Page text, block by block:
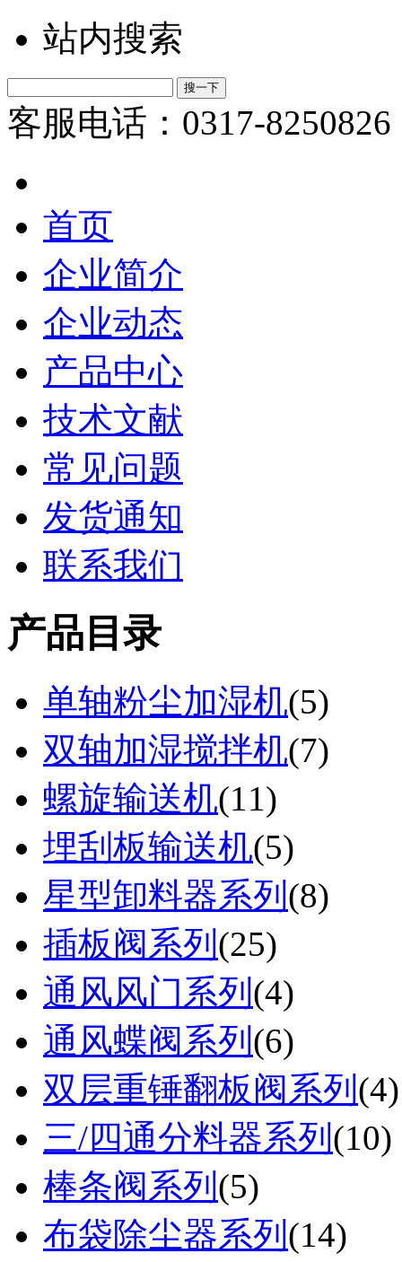
站内搜索
客服电话：0317-8250826
首页
企业简介
企业动态
产品中心
技术文献
常见问题
发货通知
联系我们
产品目录
单轴粉尘加湿机(5)
双轴加湿搅拌机(7)
螺旋输送机(11)
埋刮板输送机(5)
星型卸料器系列 (8)
插板阀系列 (25)
通风风门系列 (4)
通风蝶阀系列 (6)
双层重锤翻板阀系列 (4)
三/四通分料器系列 (10)
棒条阀系列 (5)
布袋除尘器系列 (14)